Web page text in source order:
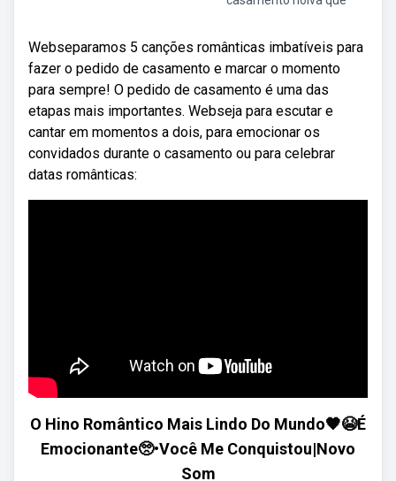
Webseparamos 5 canções românticas imbatíveis para
fazer o pedido de casamento e marcar o momento
para sempre! O pedido de casamento é uma das
etapas mais importantes. Webseja para escutar e
cantar em momentos a dois, para emocionar os
convidados durante o casamento ou para celebrar
datas românticas:
O Hino Romântico Mais Lindo Do Mundo🧡😭É
Emocionante🥺•Você Me Conquistou|Novo
Som